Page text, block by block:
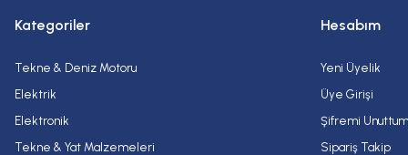
Kategoriler
Tekne & Deniz Motoru
Elektrik
Elektronik
Tekne & Yat Malzemeleri
Hesabım
Yeni Üyelik
Üye Girişi
Şifremi Unuttum
Sipariş Takip